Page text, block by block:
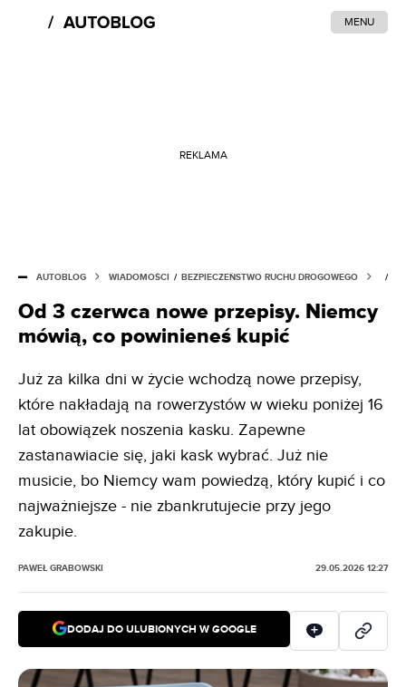
MENU
REKLAMA
AUTOBLOG WIADOMOŚCI / BEZPIECZEŃSTWO RUCHU DROGOWEGO /
Od 3 czerwca nowe przepisy. Niemcy
mówią, co powinieneś kupić
Już za kilka dni w życie wchodzą nowe przepisy,
które nakładają na rowerzystów w wieku poniżej 16
lat obowiązek noszenia kasku. Zapewne
zastanawiacie się, jaki kask wybrać. Już nie
musicie, bo Niemcy wam powiedzą, który kupić i co
najważniejsze - nie zbankrutujecie przy jego
zakupie.
PAWEŁ GRABOWSKI 29.05.2026 12:27
DODAJ DO ULUBIONYCH W GOOGLE